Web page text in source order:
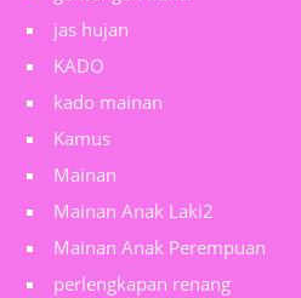
jas hujan
KADO
kado mainan
Kamus
Mainan
Mainan Anak Laki2
Mainan Anak Perempuan
perlengkapan renang